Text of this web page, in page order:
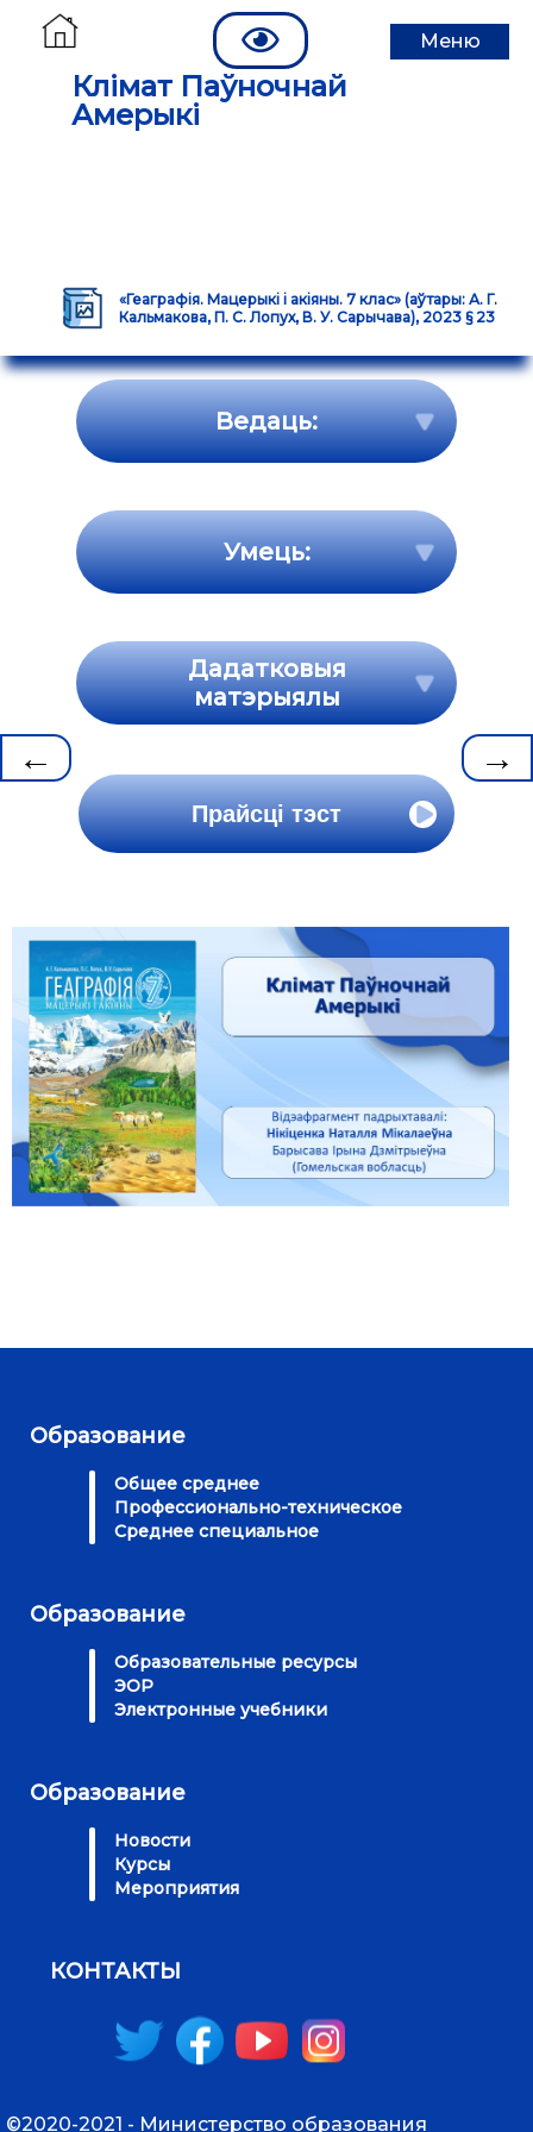
Клімат Паўночнай
Амерыкі
Меню
«Геаграфія. Мацерыкі і акіяны. 7 клас» (аўтары: А. Г.
Кальмакова, П. С. Лопух, В. У. Сарычава), 2023 § 23
← →
Ведаць:
Умець:
Дадатковыя
матэрыялы
Прайсці тэст
Образование
Общее среднее
Профессионально-техническое
Среднее специальное
Образование
Образовательные ресурсы
ЭОР
Электронные учебники
Образование
Новости
Курсы
Мероприятия
КОНТАКТЫ
©2020-2021 - Министерство образования